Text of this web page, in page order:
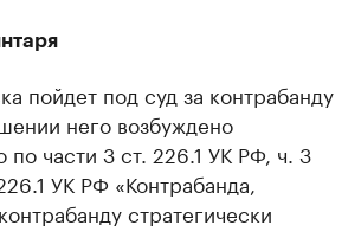
пойдет под суд за контрабанду
него возбуждено
по части 3 ст. 226.1 УК РФ, ч. 3
УК РФ «Контрабанда,
стратегически